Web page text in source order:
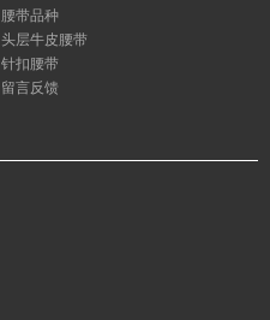
腰带品种
头层牛皮腰带
针扣腰带
留言反馈